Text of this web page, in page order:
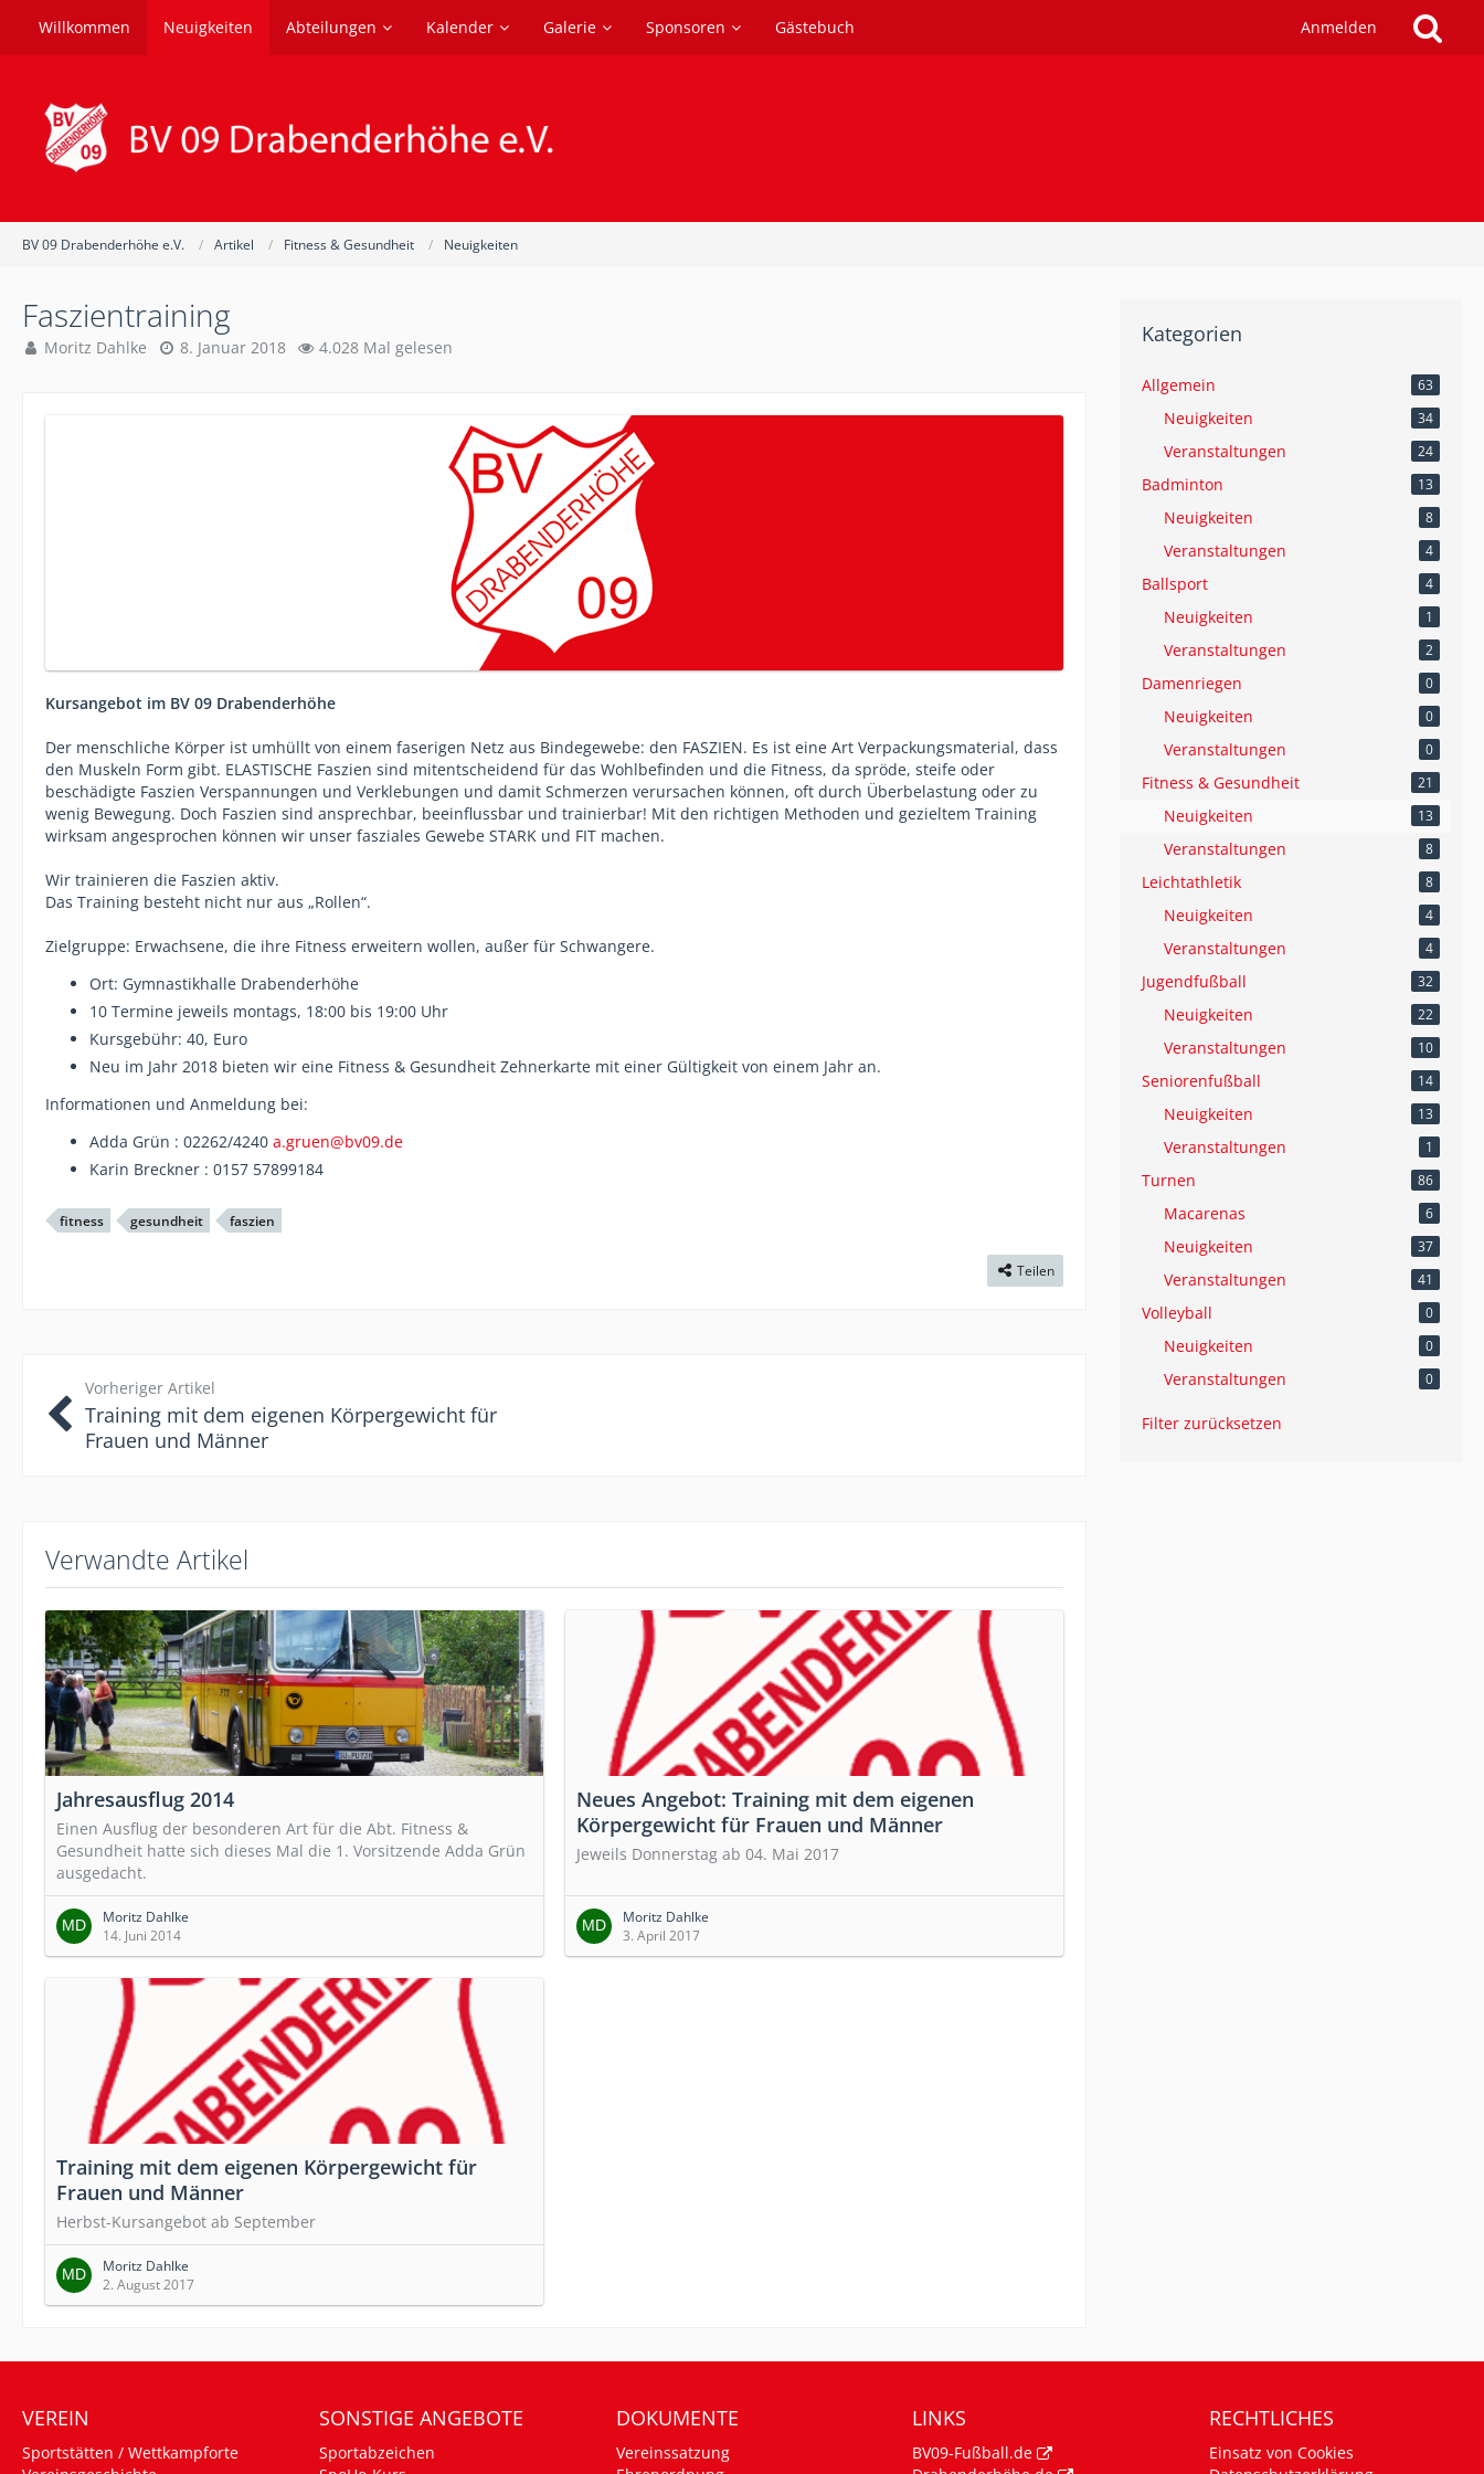
Willkommen Neuigkeiten Abteilungen Kalender Galerie Sponsoren Gästebuch Anmelden
BV 09 Drabenderhöhe e.V. Artikel Fitness & Gesundheit Neuigkeiten
Faszientraining
Moritz Dahlke 8. Januar 2018 4.028 Mal gelesen
Kursangebot im BV 09 Drabenderhöhe
Der menschliche Körper ist umhüllt von einem faserigen Netz aus Bindegewebe: den FASZIEN. Es ist eine Art Verpackungsmaterial, dass
den Muskeln Form gibt. ELASTISCHE Faszien sind mitentscheidend für das Wohlbefinden und die Fitness, da spröde, steife oder
beschädigte Faszien Verspannungen und Verklebungen und damit Schmerzen verursachen können, oft durch Überbelastung oder zu
wenig Bewegung. Doch Faszien sind ansprechbar, beeinflussbar und trainierbar! Mit den richtigen Methoden und gezieltem Training
wirksam angesprochen können wir unser fasziales Gewebe STARK und FIT machen.
Wir trainieren die Faszien aktiv.
Das Training besteht nicht nur aus „Rollen“.
Zielgruppe: Erwachsene, die ihre Fitness erweitern wollen, außer für Schwangere.
Ort: Gymnastikhalle Drabenderhöhe
10 Termine jeweils montags, 18:00 bis 19:00 Uhr
Kursgebühr: 40, Euro
Neu im Jahr 2018 bieten wir eine Fitness & Gesundheit Zehnerkarte mit einer Gültigkeit von einem Jahr an.
Informationen und Anmeldung bei:
Adda Grün : 02262/4240 a.gruen@bv09.de
Karin Breckner : 0157 57899184
fitness gesundheit faszien
Teilen
Vorheriger Artikel
Training mit dem eigenen Körpergewicht für
Frauen und Männer
Verwandte Artikel
Jahresausflug 2014
Einen Ausflug der besonderen Art für die Abt. Fitness &
Gesundheit hatte sich dieses Mal die 1. Vorsitzende Adda Grün
ausgedacht.
Moritz Dahlke
14. Juni 2014
Neues Angebot: Training mit dem eigenen
Körpergewicht für Frauen und Männer
Jeweils Donnerstag ab 04. Mai 2017
Moritz Dahlke
3. April 2017
Training mit dem eigenen Körpergewicht für
Frauen und Männer
Herbst-Kursangebot ab September
Moritz Dahlke
2. August 2017
Kategorien
Allgemein 63
Neuigkeiten 34
Veranstaltungen 24
Badminton 13
Neuigkeiten 8
Veranstaltungen 4
Ballsport 4
Neuigkeiten 1
Veranstaltungen 2
Damenriegen 0
Neuigkeiten 0
Veranstaltungen 0
Fitness & Gesundheit 21
Neuigkeiten 13
Veranstaltungen 8
Leichtathletik 8
Neuigkeiten 4
Veranstaltungen 4
Jugendfußball 32
Neuigkeiten 22
Veranstaltungen 10
Seniorenfußball 14
Neuigkeiten 13
Veranstaltungen 1
Turnen 86
Macarenas 6
Neuigkeiten 37
Veranstaltungen 41
Volleyball 0
Neuigkeiten 0
Veranstaltungen 0
Filter zurücksetzen
VEREIN
Sportstätten / Wettkampforte
SONSTIGE ANGEBOTE
Sportabzeichen
DOKUMENTE
Vereinssatzung
LINKS
BV09-Fußball.de
RECHTLICHES
Einsatz von Cookies